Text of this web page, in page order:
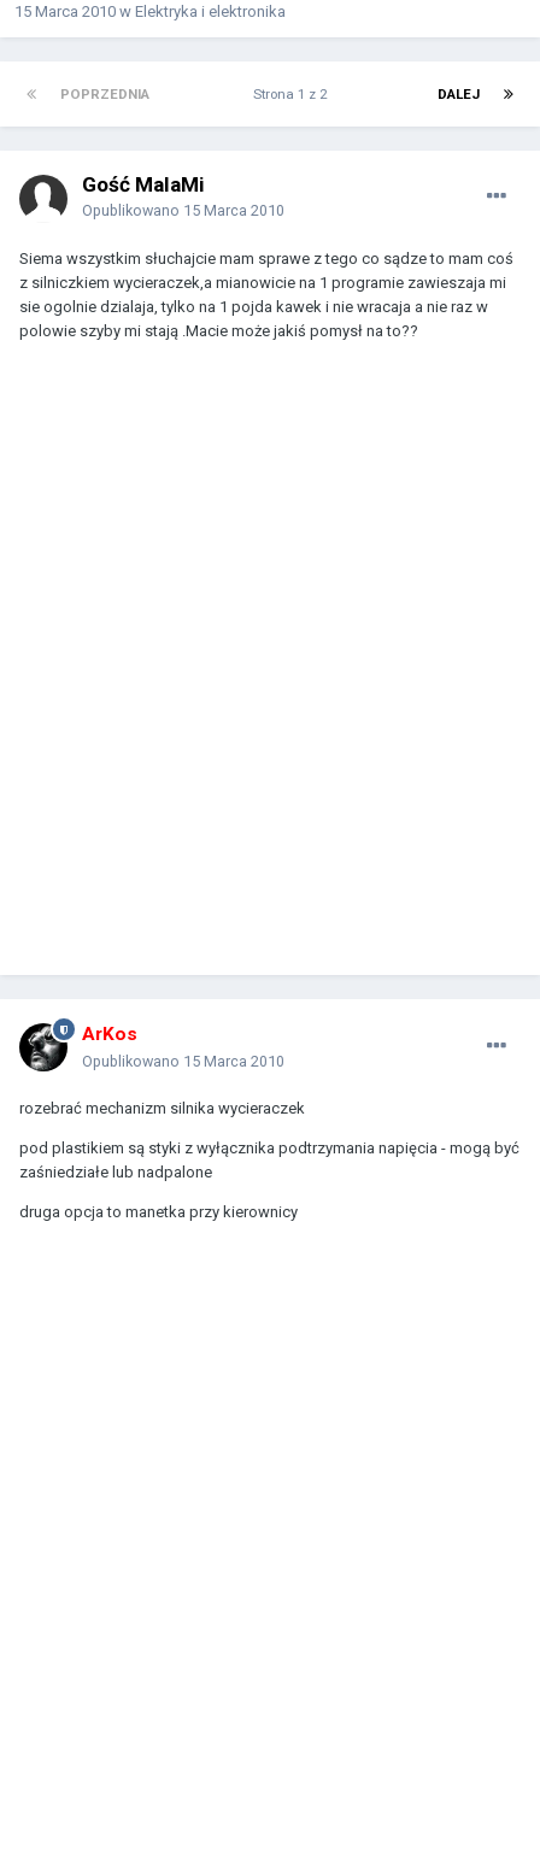
15 Marca 2010 w Elektryka i elektronika
POPRZEDNIA DALEJ
Strona 1 z 2
Gość MalaMi
Opublikowano 15 Marca 2010
Siema wszystkim słuchajcie mam sprawe z tego co sądze to mam coś
z silniczkiem wycieraczek,a mianowicie na 1 programie zawieszaja mi
sie ogolnie dzialaja, tylko na 1 pojda kawek i nie wracaja a nie raz w
polowie szyby mi stają .Macie może jakiś pomysł na to??
ArKos
Opublikowano 15 Marca 2010
rozebrać mechanizm silnika wycieraczek
pod plastikiem są styki z wyłącznika podtrzymania napięcia - mogą być
zaśniedziałe lub nadpalone
druga opcja to manetka przy kierownicy